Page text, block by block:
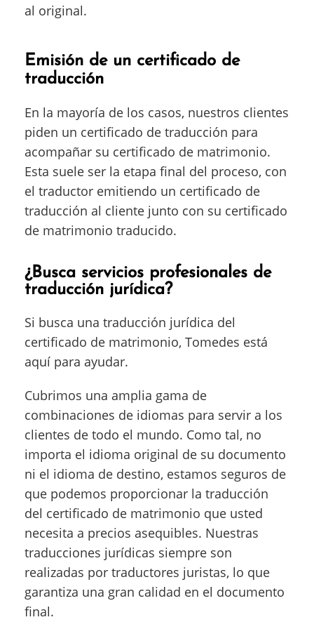
al original.
Emisión de un certificado de
traducción
En la mayoría de los casos, nuestros clientes
piden un certificado de traducción para
acompañar su certificado de matrimonio.
Esta suele ser la etapa final del proceso, con
el traductor emitiendo un certificado de
traducción al cliente junto con su certificado
de matrimonio traducido.
¿Busca servicios profesionales de
traducción jurídica?
Si busca una traducción jurídica del
certificado de matrimonio, Tomedes está
aquí para ayudar.
Cubrimos una amplia gama de
combinaciones de idiomas para servir a los
clientes de todo el mundo. Como tal, no
importa el idioma original de su documento
ni el idioma de destino, estamos seguros de
que podemos proporcionar la traducción
del certificado de matrimonio que usted
necesita a precios asequibles. Nuestras
traducciones jurídicas siempre son
realizadas por traductores juristas, lo que
garantiza una gran calidad en el documento
final.